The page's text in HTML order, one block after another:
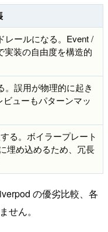
レールになる。Event /
実装の自由度を構造的
。誤用が物理的に起き
ューもパターンマッ
る。ボイラープレート
埋め込めるため、冗長
の優劣比較、各
せん。